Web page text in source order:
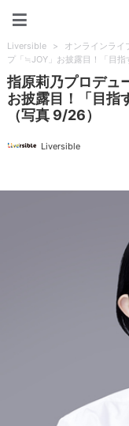
Liversible > オンラインライ
プ「≒JOY」お披露目！「目指
指原莉乃プロデュ
お披露目！「目指
（写真 9/26）
Liversible